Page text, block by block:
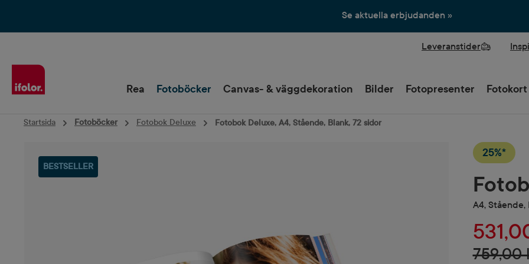
Se aktuella erbjudanden »
Leveranstider
Rea Fotoböcker Canvas- & väggdekoration Bilder Fotopresenter Fotokort
Startsida Fotoböcker Fotobok Deluxe Fotobok Deluxe, A4, Stående, Blank, 72 sidor
BESTSELLER
25%*
A4, Stående,
759,00